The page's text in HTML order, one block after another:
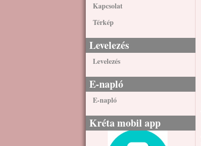
Kapcsolat
Térkép
Levelezés
Levelezés
E-napló
E-napló
Kréta mobil app